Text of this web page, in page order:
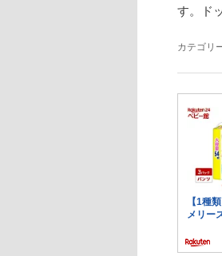
す。ド
カテゴリ